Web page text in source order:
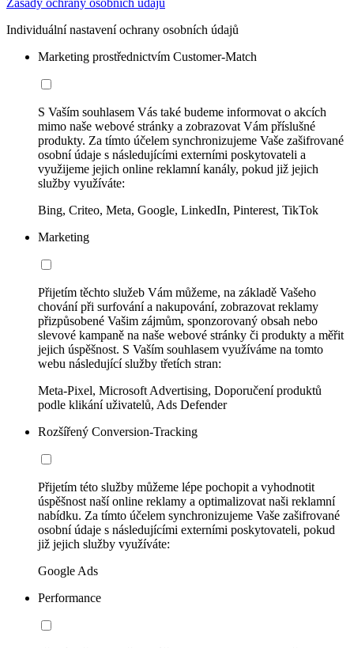
Individuální nastavení ochrany osobních údajů
Marketing prostřednictvím Customer-Match
S Vaším souhlasem Vás také budeme informovat o akcích
mimo naše webové stránky a zobrazovat Vám příslušné
produkty. Za tímto účelem synchronizujeme Vaše zašifrované
osobní údaje s následujícími externími poskytovateli a
využijeme jejich online reklamní kanály, pokud již jejich
služby využíváte:
Bing, Criteo, Meta, Google, LinkedIn, Pinterest, TikTok
Marketing
Přijetím těchto služeb Vám můžeme, na základě Vašeho
chování při surfování a nakupování, zobrazovat reklamy
přizpůsobené Vašim zájmům, sponzorovaný obsah nebo
slevové kampaně na naše webové stránky či produkty a měřit
jejich úspěšnost. S Vaším souhlasem využíváme na tomto
webu následující služby třetích stran:
Meta-Pixel, Microsoft Advertising, Doporučení produktů
podle klikání uživatelů, Ads Defender
Rozšířený Conversion-Tracking
Přijetím této služby můžeme lépe pochopit a vyhodnotit
úspěšnost naší online reklamy a optimalizovat naši reklamní
nabídku. Za tímto účelem synchronizujeme Vaše zašifrované
osobní údaje s následujícími externími poskytovateli, pokud
již jejich služby využíváte:
Google Ads
Performance